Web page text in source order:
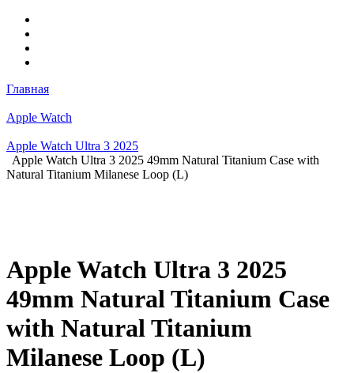
Главная
Apple Watch
Apple Watch Ultra 3 2025
Apple Watch Ultra 3 2025 49mm Natural Titanium Case with
Natural Titanium Milanese Loop (L)
Apple Watch Ultra 3 2025
49mm Natural Titanium Case
with Natural Titanium
Milanese Loop (L)